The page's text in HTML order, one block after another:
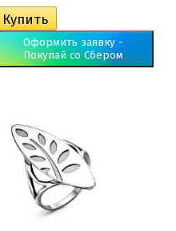
Оформить заявку -
Покупай со Сбером